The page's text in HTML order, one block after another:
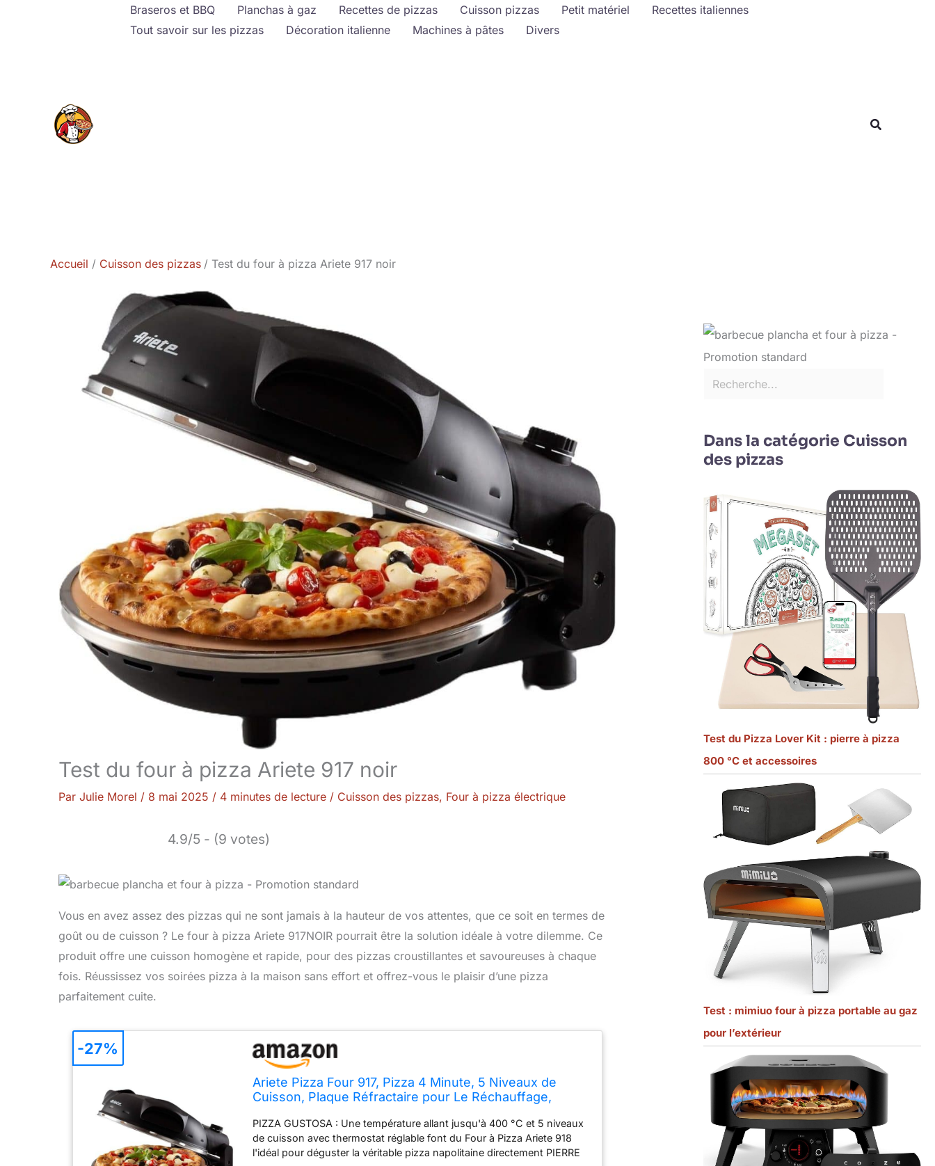
Braseros et BBQ Planchas à gaz Recettes de pizzas Cuisson pizzas Petit matériel
Recettes italiennes
Tout savoir sur les pizzas
Décoration italienne Machines à pâtes Divers
Accueil Cuisson des pizzas Test du four à pizza Ariete 917 noir
Test du four à pizza Ariete 917 noir
Par Julie Morel / 8 mai 2025 / 4 minutes de lecture / Cuisson des pizzas, Four à pizza électrique
4.9/5 - (9 votes)
Vous en avez assez des pizzas qui ne sont jamais à la hauteur de vos attentes, que ce soit en termes de
goût ou de cuisson ? Le four à pizza Ariete 917NOIR pourrait être la solution idéale à votre dilemme. Ce
produit offre une cuisson homogène et rapide, pour des pizzas croustillantes et savoureuses à chaque
fois. Réussissez vos soirées pizza à la maison sans effort et offrez-vous le plaisir d’une pizza
parfaitement cuite.
Ariete Pizza Four 917, Pizza 4 Minute, 5 Niveaux de
Cuisson, Plaque Réfractaire pour Le Réchauffage,
400°C, 1200W, Noir
PIZZA GUSTOSA : Une température allant jusqu'à 400 °C et 5 niveaux
de cuisson avec thermostat réglable font du Four à Pizza Ariete 918
l'idéal pour déguster la véritable pizza napolitaine directement PIERRE
-27%
Rechercher
Dans la catégorie Cuisson
des pizzas
Test du Pizza Lover Kit : pierre à pizza
800 °C et accessoires
Test : mimiuo four à pizza portable au gaz
pour l’extérieur